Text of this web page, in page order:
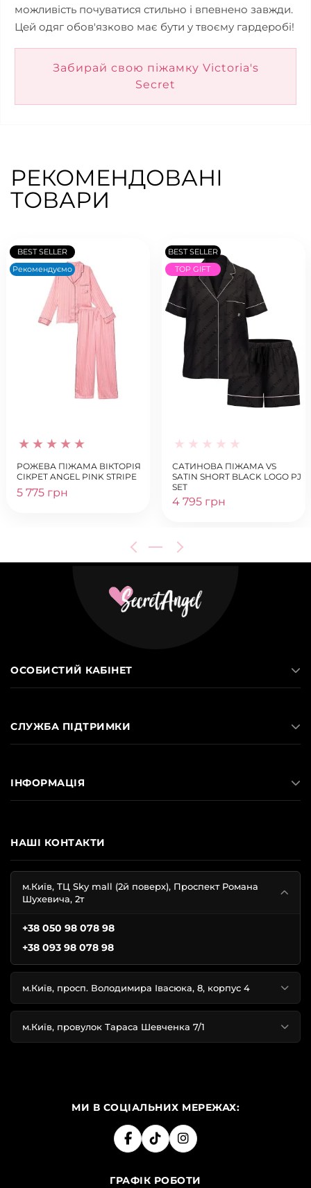
можливість почуватися стильно і впевнено завжди.
Цей одяг обов'язково має бути у твоєму гардеробі!
Забирай свою піжамку Victoria's
Secret
РЕКОМЕНДОВАНІ
ТОВАРИ
BEST SELLER
Рекомендуємо
РОЖЕВА ПІЖАМА ВІКТОРІЯ
СІКРЕТ ANGEL PINK STRIPE
5 775 грн
BEST SELLER
TOP GIFT
САТИНОВА ПІЖАМА VS
SATIN SHORT BLACK LOGO PJ
SET
4 795 грн
НАШІ КОНТАКТИ
м.Київ, ТЦ Sky mall (2й поверх), Проспект Романа
Шухевича, 2т
+38 050 98 078 98
+38 093 98 078 98
м.Київ, просп. Володимира Івасюка, 8, корпус 4
м.Київ, провулок Тараса Шевченка 7/1
ОСОБИСТИЙ КАБІНЕТ
СЛУЖБА ПІДТРИМКИ
ІНФОРМАЦІЯ
МИ В СОЦІАЛЬНИХ МЕРЕЖАХ:
ГРАФІК РОБОТИ